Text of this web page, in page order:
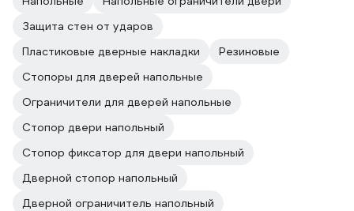
Защита стен от ударов
Пластиковые дверные накладки
Резиновые
Стопоры для дверей напольные
Ограничители для дверей напольные
Стопор двери напольный
Стопор фиксатор для двери напольный
Дверной стопор напольный
Дверной ограничитель напольный